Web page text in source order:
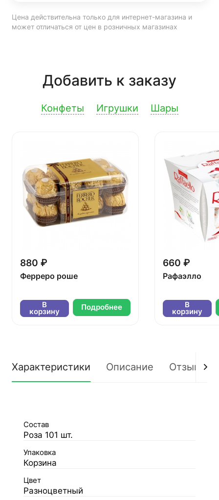
Цена действительна только для интернет-магазина и
может отличаться от цен в розничных магазинах
Добавить к заказу
Конфеты Игрушки Шары
880 ₽
Ферреро роше
В
корзину Подробнее
660 ₽
Рафаэлло
В
корзину
Характеристики Описание Отзывы
Состав
Роза 101 шт.
Упаковка
Корзина
Цвет
Разноцветный